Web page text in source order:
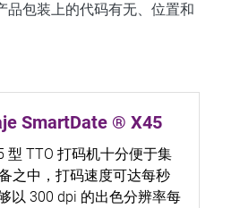
品包装上的代码有无、位置和
SmartDate ® X45
型 TTO 打码机十分便于集
之中，打码速度可达每秒
以 300 dpi 的出色分辨率每